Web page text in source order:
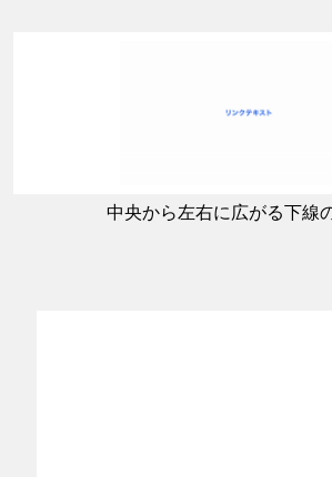
中央から左右に広がる下線